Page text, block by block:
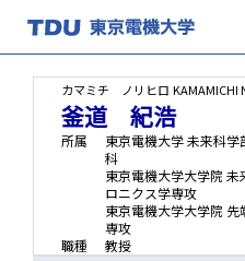
カマミチ ノリヒロ
釜道 紀浩
所属
東京電機大学 未来科
科
東京電機大学大学院
ロニクス学専攻
東京電機大学大学院
専攻
職種
教授